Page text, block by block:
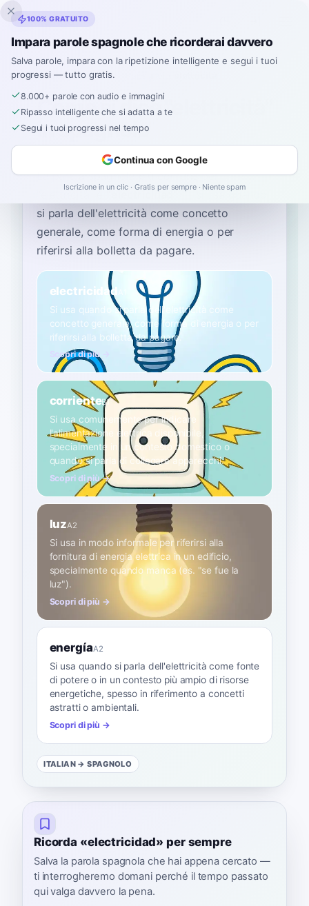
Inklingo
Home› Spagnolo›Italian
Come si dice "elettricità"
in spagnolo
La parola spagnola più comune per
electricidad —
si usa quando
si parla dell'elettricità come concetto
generale, come forma di energia o per
riferirsi alla bolletta da pagare.
electricidad
Si usa quando si parla dell'elettricità come
concetto generale, come forma di energia o per
riferirsi alla bolletta da pagare.
Scopri di più →
corrienteB1
Si usa comunemente per indicare
l'alimentazione elettrica disponibile,
specialmente in un contesto domestico o
quando si parla di collegare apparecchi.
Scopri di più →
luzA2
Si usa in modo informale per riferirsi alla
fornitura di energia elettrica in un edificio,
specialmente quando manca (es. "se fue la
luz").
Scopri di più →
energíaA2
Si usa quando si parla dell'elettricità come fonte
di potere o in un contesto più ampio di risorse
energetiche, spesso in riferimento a concetti
astratti o ambientali.
Scopri di più →
ITALIAN → SPAGNOLO
Ricorda «electricidad» per sempre
Salva la parola spagnola che hai appena cercato —
ti interrogheremo domani perché il tempo passato
qui valga davvero la pena.
100% GRATUITO
Impara parole spagnole che ricorderai davvero
Salva parole, impara con la ripetizione intelligente e segui i tuoi
progressi — tutto gratis.
8.000+ parole con audio e immagini
Ripasso intelligente che si adatta a te
Segui i tuoi progressi nel tempo
Continua con Google
Iscrizione in un clic · Gratis per sempre · Niente spam